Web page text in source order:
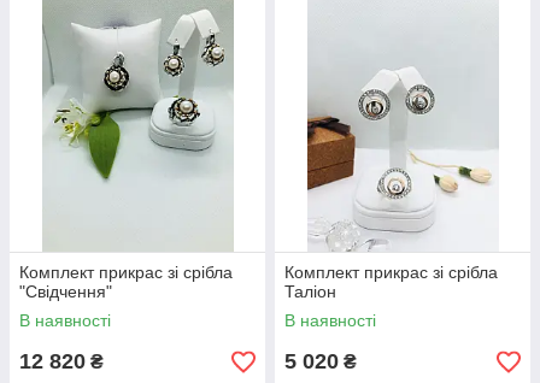
Комплект прикрас зі срібла
"Свідчення"
В наявності
12 820 ₴
Комплект прикрас зі срібла
Таліон
В наявності
5 020 ₴